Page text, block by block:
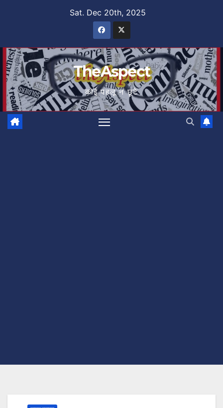
Sat. Dec 20th, 2025
TheAspect
कोई पहलू न छूटे